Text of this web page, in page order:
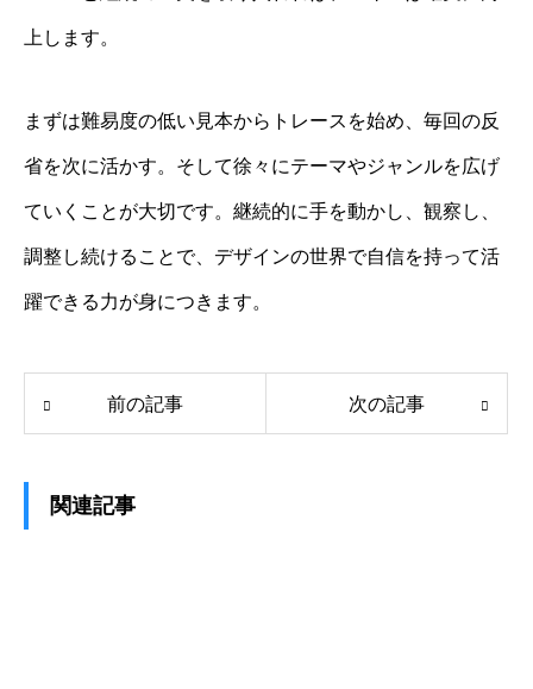
上します。
まずは難易度の低い見本からトレースを始め、毎回の反
省を次に活かす。そして徐々にテーマやジャンルを広げ
ていくことが大切です。継続的に手を動かし、観察し、
調整し続けることで、デザインの世界で自信を持って活
躍できる力が身につきます。
前の記事 次の記事
関連記事